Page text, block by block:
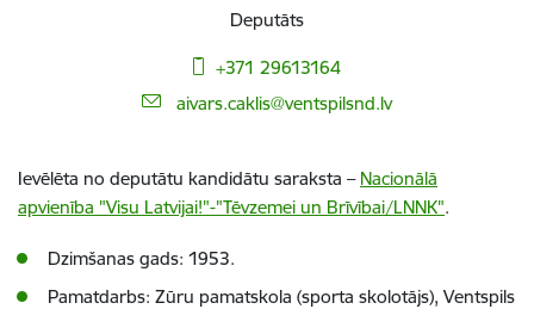
Deputāts
+371 29613164
E-pasts:
aivars.caklis@ventspilsnd.lv
Ievēlēta no deputātu kandidātu saraksta – Nacionālā
apvienība "Visu Latvijai!"-"Tēvzemei un Brīvībai/LNNK".
Dzimšanas gads: 1953.
Pamatdarbs: Zūru pamatskola (sporta skolotājs), Ventspils